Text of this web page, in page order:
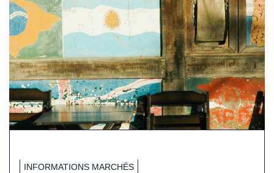
INFORMATIONS MARCHÉS